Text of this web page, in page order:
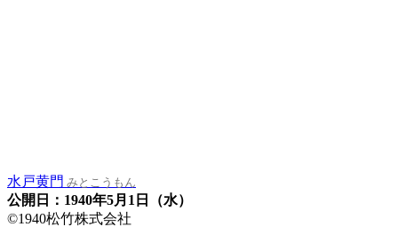
水戸黄門 みとこうもん
公開日：1940年5月1日（水）
©1940松竹株式会社